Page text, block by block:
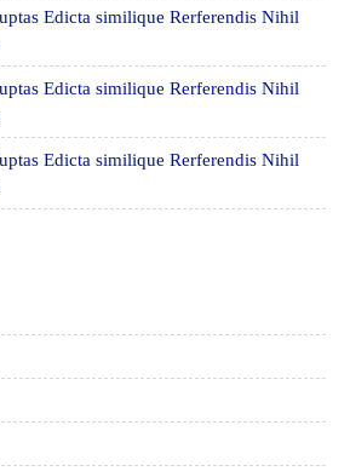
Edicta similique Rerferendis Nihil
Edicta similique Rerferendis Nihil
Edicta similique Rerferendis Nihil